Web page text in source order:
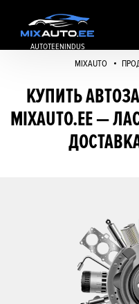
AUTOTEENINDUS
MIXAUTO
КУПИТЬ
MIXAUTO.EE —